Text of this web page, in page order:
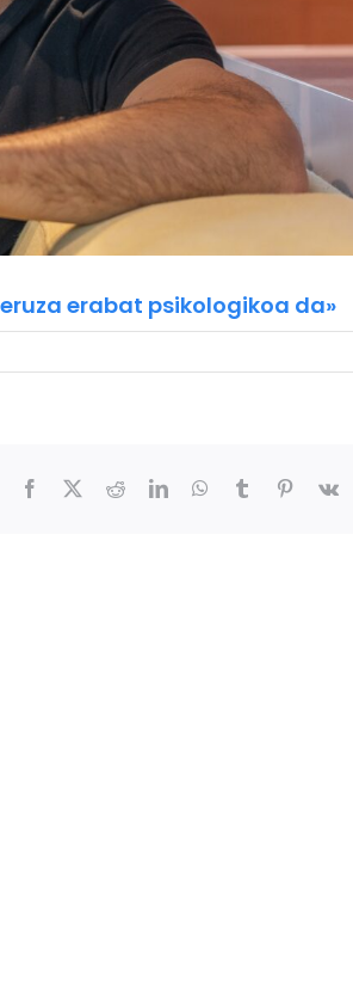
erabat psikologikoa da»
Facebook RedditLinkedInWhatsApp
Tumblr Pinterest
Vk